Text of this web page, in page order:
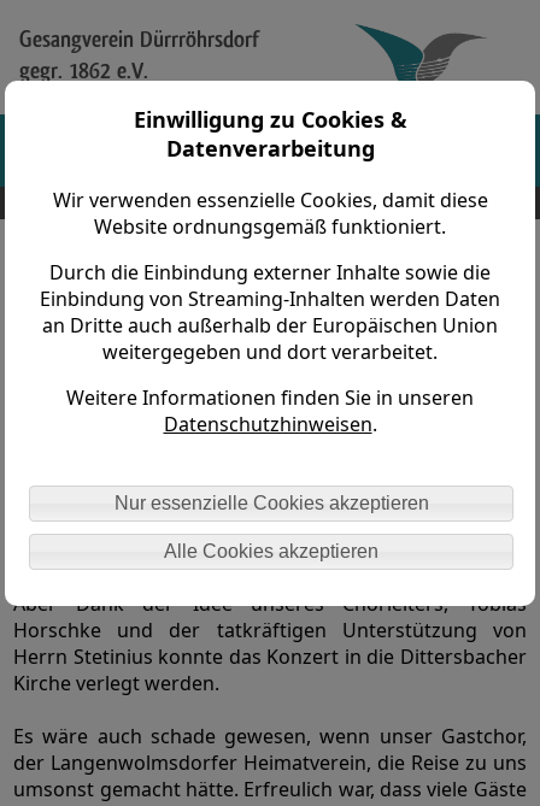
Einwilligung zu Cookies &
Datenverarbeitung
Wir verwenden essenzielle Cookies, damit diese
Website ordnungsgemäß funktioniert.
Durch die Einbindung externer Inhalte sowie die
Einbindung von Streaming-Inhalten werden Daten
an Dritte auch außerhalb der Europäischen Union
weitergegeben und dort verarbeitet.
Weitere Informationen finden Sie in unseren
Datenschutzhinweisen.
Nur essenzielle Cookies akzeptieren
Alle Cookies akzeptieren
Gesangverein Dürrröhrsdorf
gegr. 1862 e.V.
Gesangverein Dürrröhrsdorf gegr. 1862 e.V. > Vereinsleben > Parksingen > 2009
Parksingen 2009
Das diesjährige Parksingen fand traditionell am ersten
Wochenende im Juni, am 06.06.09 statt.
Samstagfrüh der Himmel strahlte und die Sonne schien.
Das hielt durch bis zum Ende der Probe. Und punkt
15.00 Uhr kam leider der Regen.
Aber Dank der Idee unseres Chorleiters, Tobias
Horschke und der tatkräftigen Unterstützung von
Herrn Stetinius konnte das Konzert in die Dittersbacher
Kirche verlegt werden.
Es wäre auch schade gewesen, wenn unser Gastchor,
der Langenwolmsdorfer Heimatverein, die Reise zu uns
umsonst gemacht hätte. Erfreulich war, dass viele Gäste